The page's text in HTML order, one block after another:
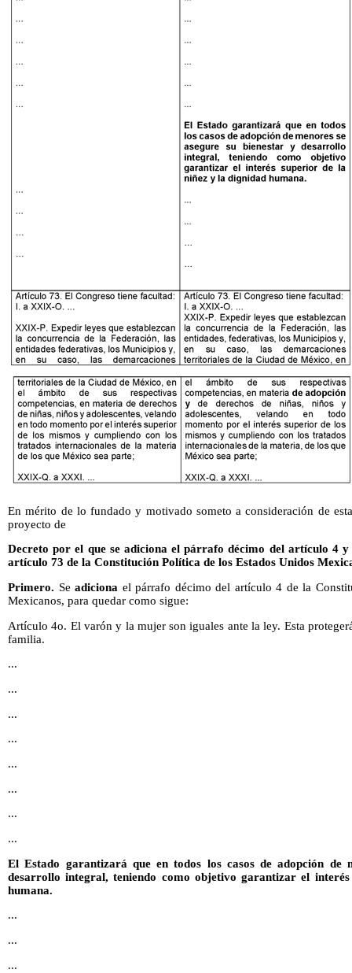
En mérito de lo fundado y motivado someto a consideración de
proyecto de
Decreto por el que se adiciona el párrafo décimo del artículo 4
artículo 73 de la Constitución Política de los Estados Unidos
Primero. Se adiciona el párrafo décimo del artículo 4 de la
Mexicanos, para quedar como sigue:
Artículo 4o. El varón y la mujer son iguales ante la ley. Esta
familia.
...
...
...
...
...
...
...
...
El Estado garantizará que en todos los casos de adopción de
desarrollo integral, teniendo como objetivo garantizar el
humana.
...
...
...